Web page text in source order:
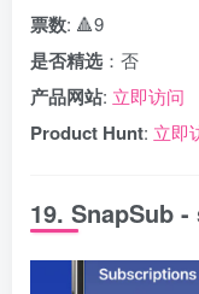
票数: 🔺9
是否精选 ：否
产品网站: 立即访问
Product Hunt: 立即
19. SnapSub